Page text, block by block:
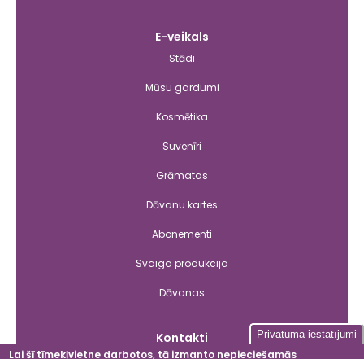
E-veikals
Stādi
Mūsu gardumi
Kosmētika
Suvenīri
Grāmatas
Dāvanu kartes
Abonementi
Svaiga produkcija
Dāvanas
Kontakti Privātuma iestatījumi
Lai šī tīmekļvietne darbotos, tā izmanto nepieciešamās